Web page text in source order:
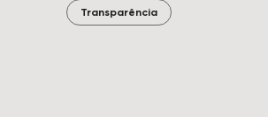
Transparência